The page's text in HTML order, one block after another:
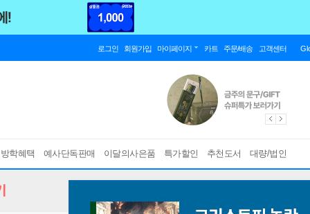
로그인 회원가입 마이페이지 카트 주문/배송 고객센터
학혜택 예사단독판매 이달의사은품 특가할인 추천도서 대량/법인